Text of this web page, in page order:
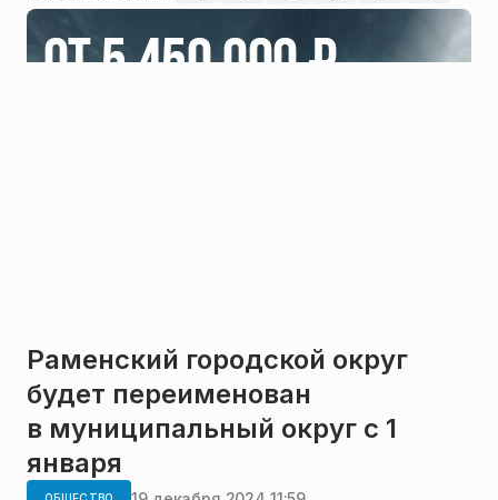
Раменский городской округ
будет переименован
в муниципальный округ с 1
января